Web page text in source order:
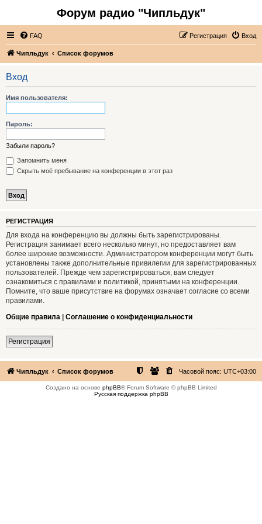
Форум радио "Чипльдук"
FAQ Вход
Регистрация
Чипльдук Список форумов
Вход
Имя пользователя:
Пароль:
Забыли пароль?
Запомнить меня
Скрыть моё пребывание на конференции в этот раз
РЕГИСТРАЦИЯ
Для входа на конференцию вы должны быть зарегистрированы.
Регистрация занимает всего несколько минут, но предоставляет вам
более широкие возможности. Администратором конференции могут быть
установлены также дополнительные привилегии для зарегистрированных
пользователей. Прежде чем зарегистрироваться, вам следует
ознакомиться с правилами и политикой, принятыми на конференции.
Помните, что ваше присутствие на форумах означает согласие со всеми
правилами.
Общие правила | Соглашение о конфиденциальности
Регистрация
Чипльдук Список форумов Часовой пояс: UTC+03:00
Создано на основе phpBB® Forum Software © phpBB Limited
Русская поддержка phpBB